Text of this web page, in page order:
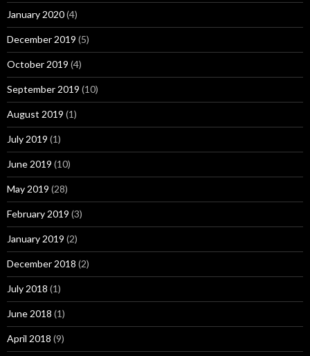
January 2020(4)
December 2019 (5)
October 2019 (4)
September 2019 (10)
August 2019 (1)
July 2019 (1)
June 2019 (10)
May 2019 (28)
February 2019 (3)
January 2019 (2)
December 2018 (2)
July 2018 (1)
June 2018 (1)
April 2018 (9)